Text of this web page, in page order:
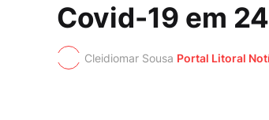
Covid-19 em
Cleidiomar Sousa Portal Litoral